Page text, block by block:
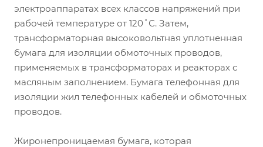
электроаппаратах всех классов напряжений при
рабочей температуре от 120˚С. Затем,
трансформаторная высоковольтная уплотненная
бумага для изоляции обмоточных проводов,
применяемых в трансформаторах и реакторах с
масляным заполнением. Бумага телефонная для
изоляции жил телефонных кабелей и обмоточных
проводов.
Жиронепроницаемая бумага, которая